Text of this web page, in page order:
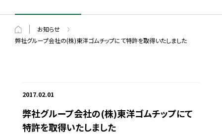
お知らせ
弊社グループ会社の(株)東洋ゴムチップにて特許を取得いたしました
2017.02.01
弊社グループ会社の(株)東洋ゴムチップにて
特許を取得いたしました